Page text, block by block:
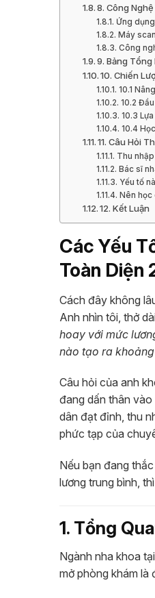
8. Công
Ứng
Máy
Công
9. Bảng
10. Chiến
10.1
10.2
10.3
10.4
11. Câu Hỏi
Thu
Bác sĩ
Yếu tố
Nên
12. Kết Luận
Các Yếu
Toàn Diện
Cách đây không
Anh nhìn tôi, thở
hoay với mức
nào tạo ra
Câu hỏi của anh
đang dấn thân
dân đạt đỉnh, thu
phức tạp của
Nếu bạn đang
lương trung bình,
1. Tổng
Ngành nha khoa
mở phòng khám là